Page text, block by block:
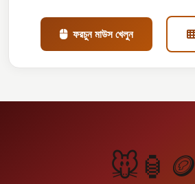
ফরচুন মাউস খেলুন
🐭🏮🪙